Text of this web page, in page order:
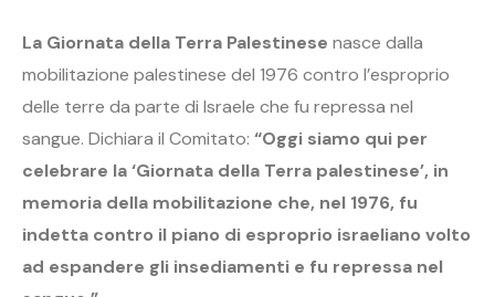
La Giornata della Terra Palestinese nasce dalla
mobilitazione palestinese del 1976 contro l’esproprio
delle terre da parte di Israele che fu repressa nel
sangue. Dichiara il Comitato: “Oggi siamo qui per
celebrare la ‘Giornata della Terra palestinese’, in
memoria della mobilitazione che, nel 1976, fu
indetta contro il piano di esproprio israeliano volto
ad espandere gli insediamenti e fu repressa nel